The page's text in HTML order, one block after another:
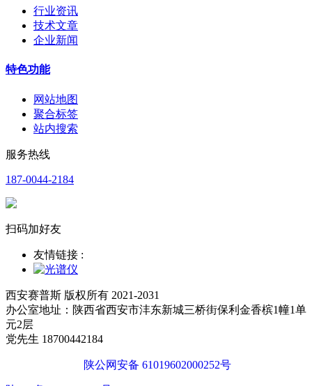
行业资讯
技术文章
企业新闻
特色功能
网站地图
聚合标签
站内搜索
服务热线
187-0044-2184
扫码加好友
友情链接 :
西安赛普斯 版权所有 2021-2031
办公室地址：陕西省西安市沣东新城三桥街保利金香槟1幢1单
元2层
党先生 18700442184
陕公网安备 61019602000252号